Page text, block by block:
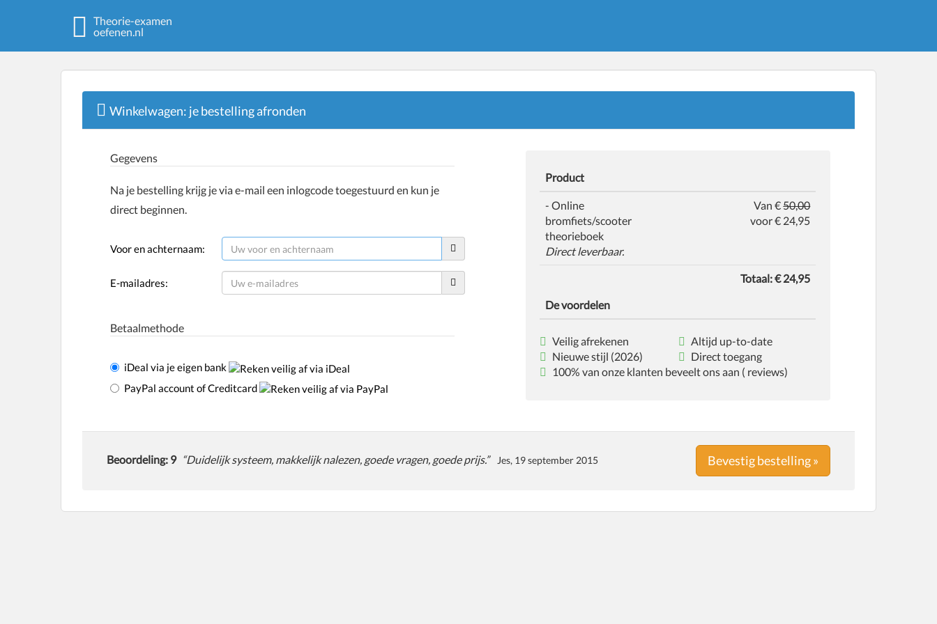
Theorie-examen
oefenen.nl
Winkelwagen: je bestelling afronden
Na je bestelling krijg je via e-mail een inlogcode toegestuurd en kun je
direct beginnen.
Gegevens
Voor en achternaam:
E-mailadres:
Betaalmethode
iDeal via je eigen bank
PayPal account of Creditcard
Product
- Online
bromfiets/scooter
theorieboek
Direct leverbaar.
Van €50,00
voor € 24,95
Totaal:€24,95
De voordelen
Veilig afrekenen
Altijd up-to-date
Nieuwe stijl (2026)
Direct toegang
100% van onze klanten beveelt ons aan ( reviews)
Beoordeling: 9 “Duidelijk systeem, makkelijk nalezen, goede vragen, goede prijs.” Jes, 19 september 2015 Bevestig bestelling »